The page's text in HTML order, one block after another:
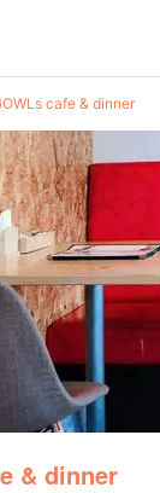
cafe & dinner
& dinner